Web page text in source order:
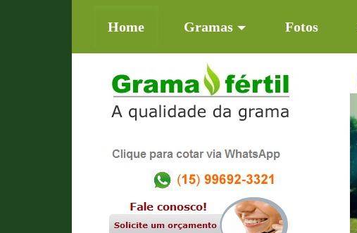
Home(current)Gramas Fotos